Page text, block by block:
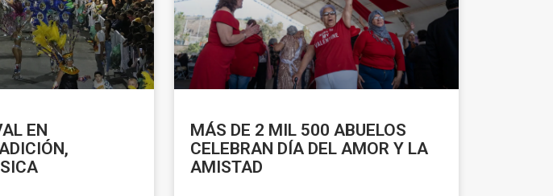
EN
MÁS DE 2 MIL 500 ABUELOS
CELEBRAN DÍA DEL AMOR Y LA
AMISTAD